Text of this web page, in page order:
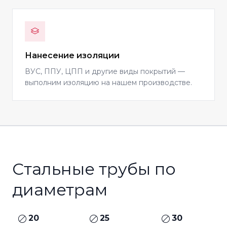
Нанесение изоляции
ВУС, ППУ, ЦПП и другие виды покрытий —
выполним изоляцию на нашем производстве.
Стальные трубы по
диаметрам
20 25 30